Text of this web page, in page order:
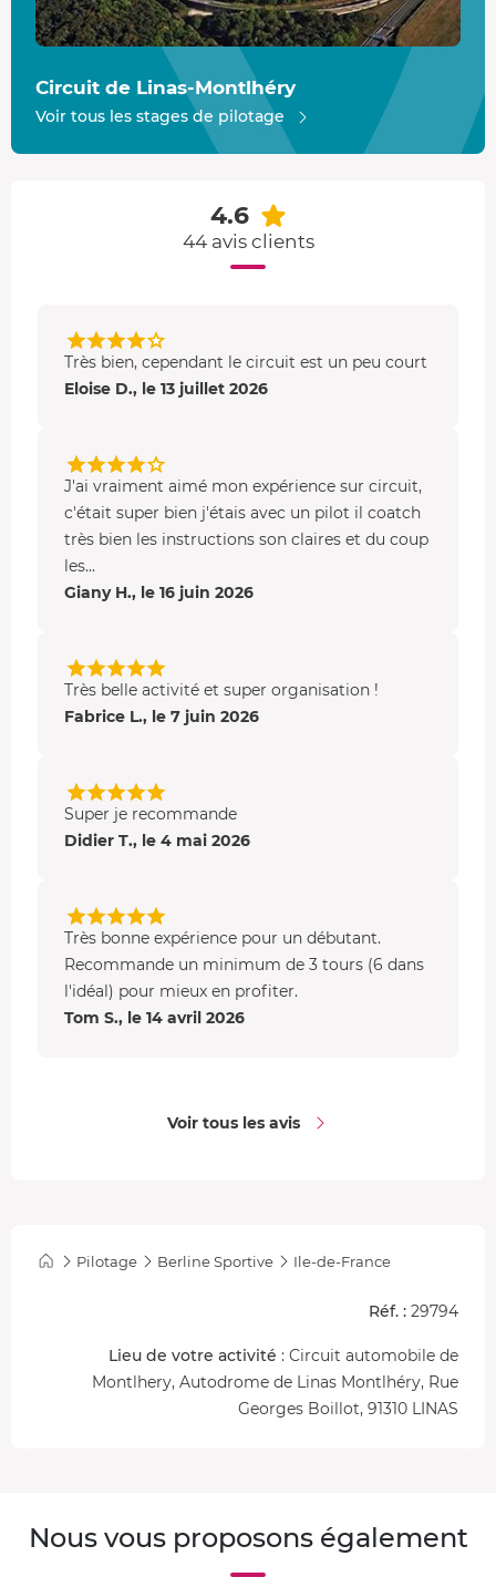
Circuit de Linas-Montlhéry
Voir tous les stages de pilotage
4.6
44 avis clients
Très bien, cependant le circuit est un peu court
Eloise D., le 13 juillet 2026
J'ai vraiment aimé mon expérience sur circuit,
c'était super bien j'étais avec un pilot il coatch
très bien les instructions son claires et du coup
les...
Giany H., le 16 juin 2026
Très belle activité et super organisation !
Fabrice L., le 7 juin 2026
Super je recommande
Didier T., le 4 mai 2026
Très bonne expérience pour un débutant.
Recommande un minimum de 3 tours (6 dans
l'idéal) pour mieux en profiter.
Tom S., le 14 avril 2026
Voir tous les avis
Pilotage Berline Sportive Ile-de-France
Réf. : 29794
Lieu de votre activité : Circuit automobile de
Montlhery, Autodrome de Linas Montlhéry, Rue
Georges Boillot, 91310 LINAS
Nous vous proposons également